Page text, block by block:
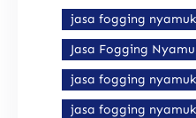
jasa fogging
Jasa Fogging
jasa fogging
jasa fogging